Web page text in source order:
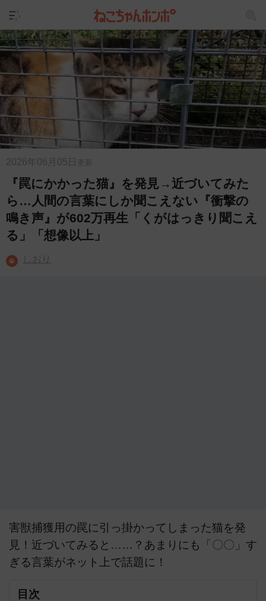
2026年06月05日 更新
『罠にかかった猫』を発見→近づいてみた
ら…人間の言葉にしか聞こえない『衝撃の
鳴き声』が602万再生「くがはっきり聞こえ
る」「想像以上」
しおり
害獣捕獲用の罠に引っ掛かってしまった猫を発
見！近づいてみると……？あまりにも「〇〇」す
ぎる言葉がネット上で話題に！
目次